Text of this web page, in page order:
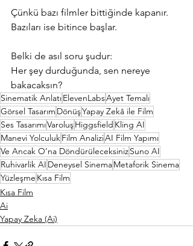
Çünkü bazı filmler bittiğinde kapanır.
Bazıları ise bitince başlar.
Belki de asıl soru şudur:
Her şey durduğunda, sen nereye
bakacaksın?
Sinematik AnlatıElevenLabsAyet Temalı
Görsel Tasarım DönüşYapay Zekâ ile Film
Ses TasarımıVaroluşHiggsfield Kling AI
Manevi YolculukFilm AnaliziAI Film Yapımı
Ve Ancak O’na DöndürüleceksinizSuno AI
Ruhivarlik AI Deneysel SinemaMetaforik Sinema
Yüzleşme Kısa Film
Kısa Film
Ai
Yapay Zeka (Ai)